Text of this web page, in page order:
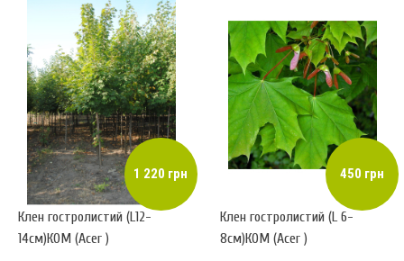
1 220 грн
Клен гостролистий (L12-
14см)КОМ (Acer )
450 грн
Клен гостролистий (L 6-
8см)КОМ (Acer )